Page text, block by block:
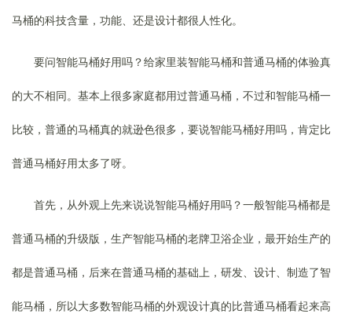
马桶的科技含量，功能、还是设计都很人性化。
要问智能马桶好用吗？给家里装智能马桶和普通马桶的体验真
的大不相同。基本上很多家庭都用过普通马桶，不过和智能马桶一
比较，普通的马桶真的就逊色很多，要说智能马桶好用吗，肯定比
普通马桶好用太多了呀。
首先，从外观上先来说说智能马桶好用吗？一般智能马桶都是
普通马桶的升级版，生产智能马桶的老牌卫浴企业，最开始生产的
都是普通马桶，后来在普通马桶的基础上，研发、设计、制造了智
能马桶，所以大多数智能马桶的外观设计真的比普通马桶看起来高